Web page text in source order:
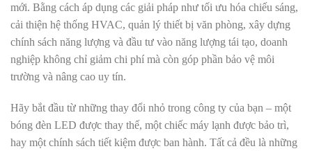
mới. Bằng cách áp dụng các giải pháp như tối ưu hóa chiếu sáng,
cải thiện hệ thống HVAC, quản lý thiết bị văn phòng, xây dựng
chính sách năng lượng và đầu tư vào năng lượng tái tạo, doanh
nghiệp không chỉ giảm chi phí mà còn góp phần bảo vệ môi
trường và nâng cao uy tín.
Hãy bắt đầu từ những thay đổi nhỏ trong công ty của bạn – một
bóng đèn LED được thay thế, một chiếc máy lạnh được bảo trì,
hay một chính sách tiết kiệm được ban hành. Tất cả đều là những